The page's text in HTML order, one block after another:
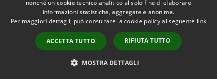
Imprese e Commercio
Catasto e urbanistica
Mobilità e trasporti
nonché un cookie tecnico analitico al solo fine di elaborare
informazioni statistiche, aggregate e anonime.
Per maggiori dettagli, può consultare la cookie policy al seguente link
ACCETTA TUTTO RIFIUTA TUTTO
MOSTRA DETTAGLI